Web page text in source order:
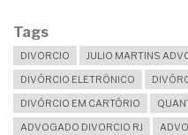
Tags
DIVORCIO JULIO MARTINS
DIVÓRCIO ELETRÔNICO
DIVÓRCIO EM CARTÓRIO
ADVOGADO DIVORCIO RJ